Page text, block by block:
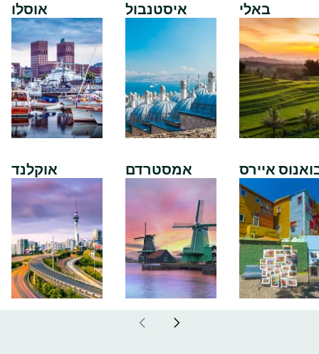
אוסלו
אוקלנד
איסטנבול
אמסטרדם
באלי
איירס